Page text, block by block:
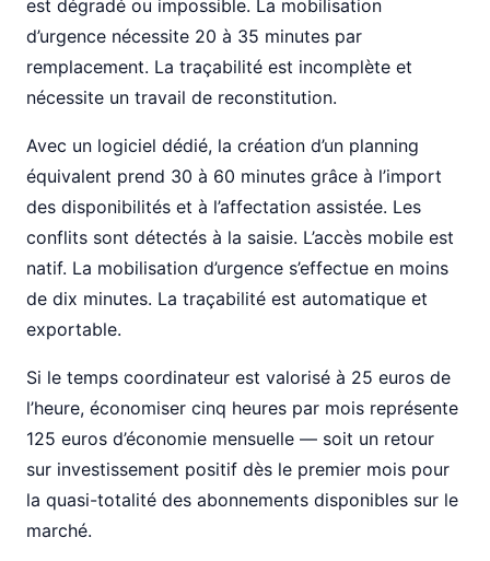
est dégradé ou impossible. La mobilisation
d’urgence nécessite 20 à 35 minutes par
remplacement. La traçabilité est incomplète et
nécessite un travail de reconstitution.
Avec un logiciel dédié, la création d’un planning
équivalent prend 30 à 60 minutes grâce à l’import
des disponibilités et à l’affectation assistée. Les
conflits sont détectés à la saisie. L’accès mobile est
natif. La mobilisation d’urgence s’effectue en moins
de dix minutes. La traçabilité est automatique et
exportable.
Si le temps coordinateur est valorisé à 25 euros de
l’heure, économiser cinq heures par mois représente
125 euros d’économie mensuelle — soit un retour
sur investissement positif dès le premier mois pour
la quasi-totalité des abonnements disponibles sur le
marché.